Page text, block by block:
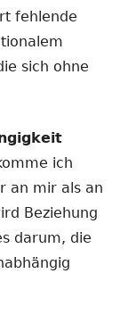
fehlende
sich ohne
ich
an mir als an
Beziehung
darum, die